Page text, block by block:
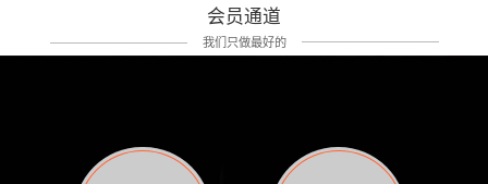
痛影响走路。当天疼痛部贴了EDF和胃十字，膝
关节贴了半月板贴布。第2天第12肋部的EDF和
消失，贴布也没有出现进一步瘙痒过敏。而膝
关节的半月板贴布张力用的100%，但自始至终
以激发身体的自然愈合能力。 通常，药物会削
弱细胞因子的作用，单方面还会引起副作用的
症状。 与此相比，Kinesio肌内效贴创造了细
的控制仍有许多未知。 细胞因子是一种酵素，
各种各样的酵素起着适当的作用，为细胞创造
状，而是指贴布本身很重量，以及贴布刺激的
类型。贴布的应用充分利用了体内由间质液组
成的自然流体力学的流体层。这种轻微的刺激
间，还可以在单片贴布上提供支持和深度刺
激。通过对间质液的适当控制，可以连接皮下
会员通道
我们只做最好的